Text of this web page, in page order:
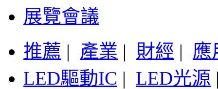
展覽會議
推薦 | 產業 | 財經 | 應
LED驅動IC | LED光源